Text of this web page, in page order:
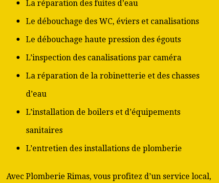
La réparation des fuites d’eau
Le débouchage des WC, éviers et canalisations
Le débouchage haute pression des égouts
L’inspection des canalisations par caméra
La réparation de la robinetterie et des chasses
d’eau
L’installation de boilers et d’équipements
sanitaires
L’entretien des installations de plomberie
Avec Plomberie Rimas, vous profitez d’un service local,